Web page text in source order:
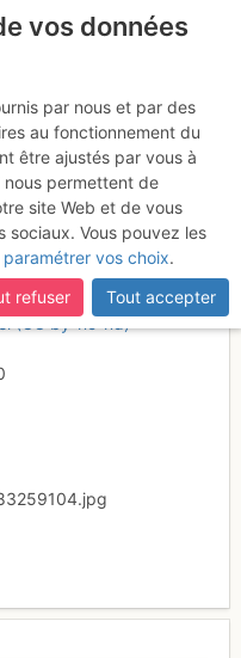
glace vive
(CC by-nc-nd)
vos données
par nous et par des
au fonctionnement du
être ajustés par vous à
permettent de
site Web et de vous
sociaux. Vous pouvez les
paramétrer vos choix.
refuser
Tout accepter